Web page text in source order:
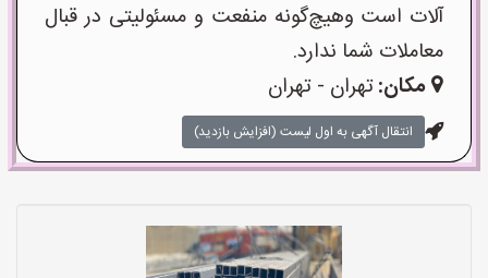
آلات است وهیچ‌گونه منفعت و مسئولیتی در قبال
معاملات شما ندارد.
مکان:تهران - تهران
انتقال آگهی به اول لیست (افزایش بازدید)